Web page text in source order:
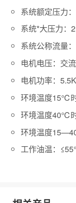
系统额定压力
系统*大压力：
系统公称流量
电机电压：交
电机功率：
环境温度15℃
环境温度40℃
环境温度
工作油温：